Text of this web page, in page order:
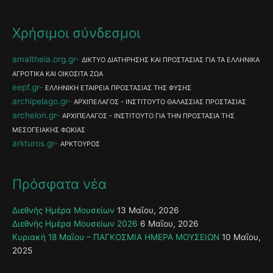
Χρήσιμοι σύνδεσμοι
amaltheia.org.gr
ΔΙΚΤΥΟ ΔΙΑΤΗΡΗΣΗΣ ΚΑΙ ΠΡΟΣΤΑΣΙΑΣ ΓΙΑ ΤΑ ΕΛΛΗΝΙΚΑ
ΑΓΡΟΤΙΚΑ ΚΑΙ ΟΙΚΟΣΙΤΑ ΖΩΑ
eepf.gr ΕΛΛΗΝΙΚΗ ΕΤΑΙΡΕΙΑ ΠΡΟΣΤΑΣΙΑΣ ΤΗΣ ΦΥΣΗΣ
archipelago.gr ΑΡΧΙΠΕΛΑΓΟΣ - ΙΝΣΤΙΤΟΥΤΟ ΘΑΛΑΣΣΙΑΣ ΠΡΟΣΤΑΣΙΑΣ
archelon.gr
ΑΡΧΙΠΕΛΑΓΟΣ - ΙΝΣΤΙΤΟΥΤΟ ΓΙΑ ΤΗΝ ΠΡΟΣΤΑΣΙΑ ΤΗΣ
ΜΕΣΟΓΕΙΑΚΗΣ ΦΩΚΙΑΣ
arkturos.gr ΑΡΚΤΟΥΡΟΣ
Πρόσφατα νέα
Διεθνής Ημέρα Μουσείων 13 Μαΐου, 2026
Διεθνής Ημέρα Μουσείων 2026 6 Μαΐου, 2026
Κυριακή 18 Μαΐου – ΠΑΓΚΟΣΜΙΑ ΗΜΕΡΑ ΜΟΥΣΕΙΩΝ 10 Μαΐου,
2025